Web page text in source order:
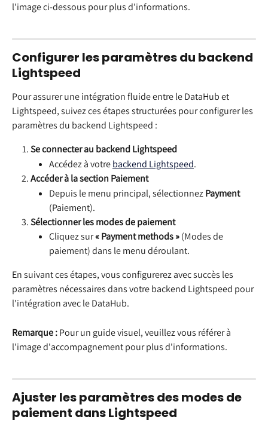
l'image ci-dessous pour plus d'informations.
Configurer les paramètres du backend
Lightspeed
Pour assurer une intégration fluide entre le DataHub et
Lightspeed, suivez ces étapes structurées pour configurer les
paramètres du backend Lightspeed :
Se connecter au backend Lightspeed
Accédez à votre backend Lightspeed.
Accéder à la section Paiement
Depuis le menu principal, sélectionnez Payment
(Paiement).
Sélectionner les modes de paiement
Cliquez sur « Payment methods » (Modes de
paiement) dans le menu déroulant.
En suivant ces étapes, vous configurerez avec succès les
paramètres nécessaires dans votre backend Lightspeed pour
l'intégration avec le DataHub.
Remarque : Pour un guide visuel, veuillez vous référer à
l'image d'accompagnement pour plus d'informations.
Ajuster les paramètres des modes de
paiement dans Lightspeed